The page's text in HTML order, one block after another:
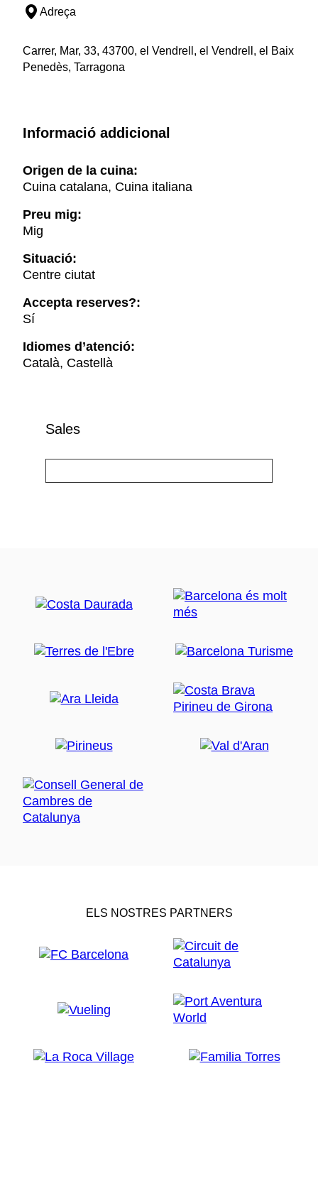
Adreça
Carrer, Mar, 33, 43700, el Vendrell, el Vendrell, el Baix
Penedès, Tarragona
Informació addicional
Origen de la cuina:
Cuina catalana, Cuina italiana
Preu mig:
Mig
Situació:
Centre ciutat
Accepta reserves?:
Sí
Idiomes d’atenció:
Català, Castellà
Sales
ELS NOSTRES PARTNERS